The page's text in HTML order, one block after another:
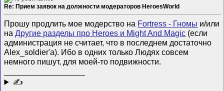
Re: Прием заявок на должности модераторов HeroesWorld
Прошу продлить мое модерство на Fortress - Гномы и/или
наДругие разделы про Heroes и Might And Magic (если
администрация не считает, что в последнем достаточно
Alex_soldier'a). Ибо в одних только Людях совсем
немного пишут, для моей-то подвижности.
✍